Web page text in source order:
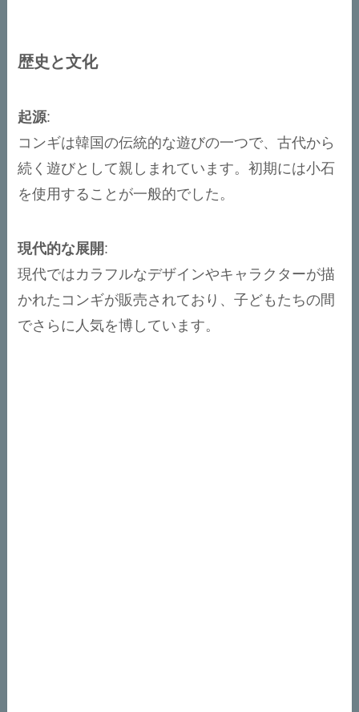
歴史と文化
起源:
コンギは韓国の伝統的な遊びの一つで、古代から
続く遊びとして親しまれています。初期には小石
を使用することが一般的でした。
現代的な展開:
現代ではカラフルなデザインやキャラクターが描
かれたコンギが販売されており、子どもたちの間
でさらに人気を博しています。